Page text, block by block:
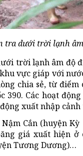
tra dưới trời lạnh
trời lạnh âm độ
vực giáp với
chia sẻ, từ
390. Các hoạt
xuất nhập
Cắn (huyện
giá xuất hiện
Tương Dương)…